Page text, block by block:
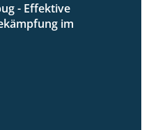
- Effektive
im